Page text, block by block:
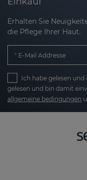
Erhalten Sie
die Pflege Ihrer Haut.
E-Mail Addresse
Ich habe gelesen und
gelesen und bin damit
allgemeine bedingungen